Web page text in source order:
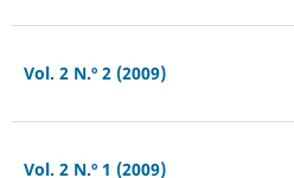
Vol. 2 N.º 2 (2009)
Vol. 2 N.º 1 (2009)